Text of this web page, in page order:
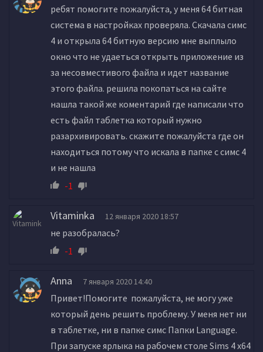
ребят помогите пожалуйста, у меня 64 битная
система в настройках проверяла. Скачала симс
4 и открыла 64 битную версию мне выплыло
окно что не удаеться открыть приложение из
за несовместивого файла и идет название
этого файла. решила покопаться на сайте
нашла такой же коментарий где написали что
есть файл таблетка который нужно
разархивировать. скажите пожалуйста где он
находиться потому что искала в папке с симс 4
и не нашла
-1
Vitaminka 12 января 2020 18:57
не разобралась?
-1
Anna 7 января 2020 14:40
Привет!Помогите пожалуйста, не могу уже
который день решить проблему. У меня нет ни
в таблетке, ни в папке симс Папки Language.
При запуске ярлыка на рабочем столе Sims 4 х64